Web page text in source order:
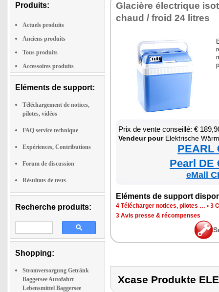
Produits:
Actuels produits
Anciens produits
Tous produits
Accessoires produits
Eléments de support:
Téléchargement de notices,
pilotes, vidéos
FAQ service technique
Expériences, Contributions
Forum de discussion
Résultats de tests
Recherche produits:
Shopping:
Stromversorgung Getränk
Baggersee Autofahrt
Lebensmittel Baggersee
Gla­cière élec­trique
chaud / froid 24 litres
Prix de vente conseillé: €
Ven­deur pourElek­trische Wärme-
PEARL
Pearl DE
eMall
Elé­ments de sup­port
4 Télé­char­ger notices, pilotes … • 3
3 Avis presse & récom­penses
Xcase Produkte